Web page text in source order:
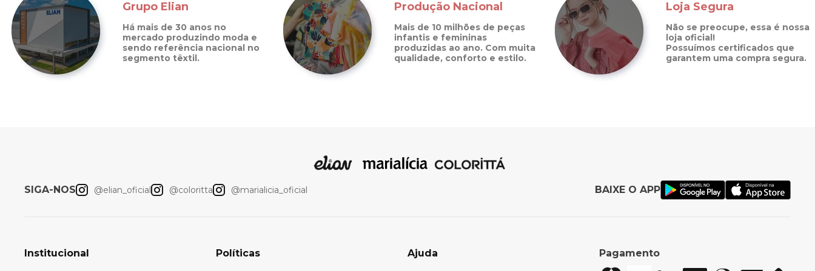
Grupo Elian
Há mais de 30 anos no
mercado produzindo moda e
sendo referência nacional no
segmento têxtil.
Produção Nacional
Mais de 10 milhões de peças
infantis e femininas
produzidas ao ano. Com muita
qualidade, conforto e estilo.
Loja Segura
Não se preocupe, essa é nossa
loja oficial!
Possuímos certificados que
garantem uma compra segura.
SIGA-NOS @elian_oficial @coloritta @marialicia_oficial BAIXE O APP
Institucional Políticas Ajuda Pagamento